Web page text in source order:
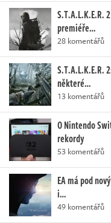
S.T.A.L.K.E.R.
premiéře…
28 komentářů
S.T.A.L.K.E.R.
některé…
13 komentářů
O Nintendo
rekordy
53 komentářů
EA má pod
i…
49 komentářů